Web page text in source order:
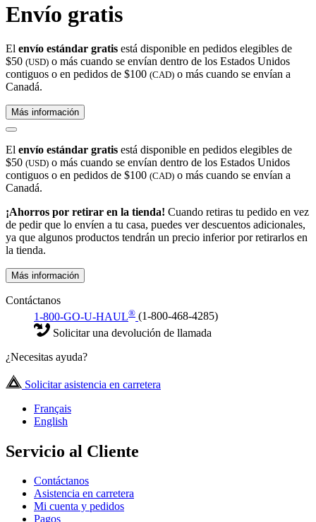
Envío gratis
El envío estándar gratis está disponible en pedidos elegibles de
$50 (USD) o más cuando se envían dentro de los Estados Unidos
contiguos o en pedidos de $100 (CAD) o más cuando se envían a
Canadá.
Más información
El envío estándar gratis está disponible en pedidos elegibles de
$50 (USD) o más cuando se envían dentro de los Estados Unidos
contiguos o en pedidos de $100 (CAD) o más cuando se envían a
Canadá.
¡Ahorros por retirar en la tienda! Cuando retiras tu pedido en vez
de pedir que lo envíen a tu casa, puedes ver descuentos adicionales,
ya que algunos productos tendrán un precio inferior por retirarlos en
la tienda.
Más información
Contáctanos
1-800-GO-U-HAUL® (1-800-468-4285)
Solicitar una devolución de llamada
¿Necesitas ayuda?
Solicitar asistencia en carretera
Français
English
Servicio al Cliente
Contáctanos
Asistencia en carretera
Mi cuenta y pedidos
Pagos